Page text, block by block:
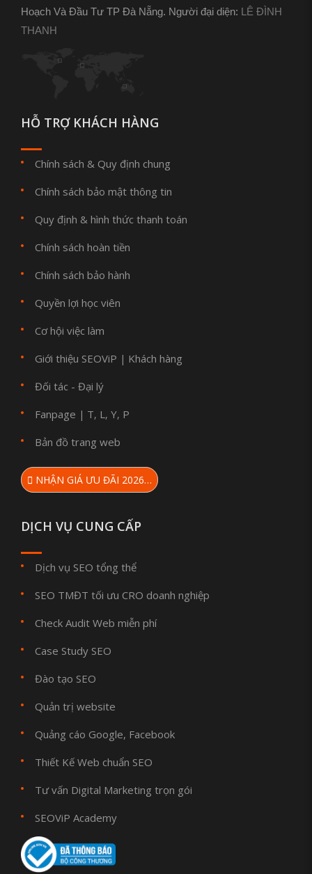
Hoạch Và Đầu Tư TP Đà Nẵng. Người đại diện: LÊ ĐÌNH
THANH
HỖ TRỢ KHÁCH HÀNG
Chính sách & Quy định chung
Chính sách bảo mật thông tin
Quy định & hình thức thanh toán
Chính sách hoàn tiền
Chính sách bảo hành
Quyền lợi học viên
Cơ hội việc làm
Giới thiệu SEOViP | Khách hàng
Đối tác - Đại lý
Fanpage | T, L, Y, P
Bản đồ trang web
NHẬN GIÁ ƯU ĐÃI 2026…
DỊCH VỤ CUNG CẤP
Dịch vụ SEO tổng thể
SEO TMĐT tối ưu CRO doanh nghiệp
Check Audit Web miễn phí
Case Study SEO
Đào tạo SEO
Quản trị website
Quảng cáo Google, Facebook
Thiết Kế Web chuẩn SEO
Tư vấn Digital Marketing trọn gói
SEOViP Academy